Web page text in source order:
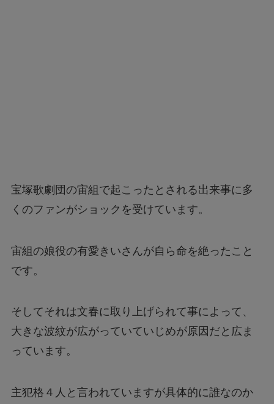
宝塚歌劇団の宙組で起こったとされる出来事に多
くのファンがショックを受けています。
宙組の娘役の有愛きいさんが自ら命を絶ったこと
です。
そしてそれは文春に取り上げられて事によって、
大きな波紋が広がっていていじめが原因だと広ま
っています。
主犯格４人と言われていますが具体的に誰なのか